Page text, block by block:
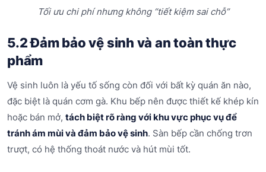
Tối ưu chi phí nhưng không “tiết kiệm sai chỗ”
5.2 Đảm bảo vệ sinh và an toàn thực
phẩm
Vệ sinh luôn là yếu tố sống còn đối với bất kỳ quán ăn nào,
đặc biệt là quán cơm gà. Khu bếp nên được thiết kế khép kín
hoặc bán mở, tách biệt rõ ràng với khu vực phục vụ để
tránh ám mùi và đảm bảo vệ sinh. Sàn bếp cần chống trơn
trượt, có hệ thống thoát nước và hút mùi tốt.